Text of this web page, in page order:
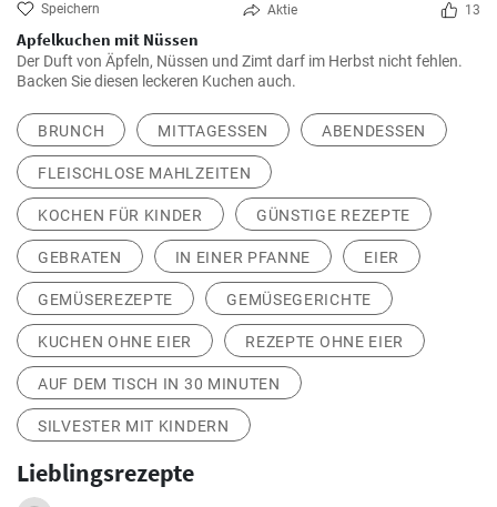
Speichern Aktie 13
Apfelkuchen mit Nüssen
Der Duft von Äpfeln, Nüssen und Zimt darf im Herbst nicht fehlen.
Backen Sie diesen leckeren Kuchen auch.
BRUNCH MITTAGESSEN ABENDESSEN
FLEISCHLOSE MAHLZEITEN
KOCHEN FÜR KINDER GÜNSTIGE REZEPTE
GEBRATEN IN EINER PFANNE EIER
GEMÜSEREZEPTE GEMÜSEGERICHTE
KUCHEN OHNE EIER REZEPTE OHNE EIER
AUF DEM TISCH IN 30 MINUTEN
SILVESTER MIT KINDERN
Lieblingsrezepte